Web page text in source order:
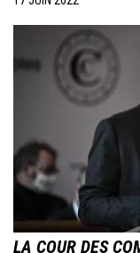
LA COUR DES